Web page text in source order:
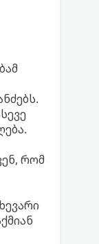
რომ